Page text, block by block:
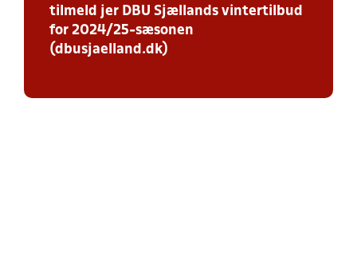
tilmeld jer DBU Sjællands vintertilbud
for 2024/25-sæsonen
(dbusjaelland.dk)